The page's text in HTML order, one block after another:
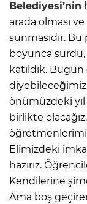
Belediyesi’nin
arada olması
sunmasıdır.
boyunca
katıldık.
diyebileceğimiz
önümüzdeki
birlikte
Elimizdeki
hazırız.
Kendilerine
Ama boş